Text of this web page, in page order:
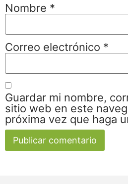
Nombre *
Correo electrónico *
Guardar mi nombre,
sitio web en este
próxima vez que haga